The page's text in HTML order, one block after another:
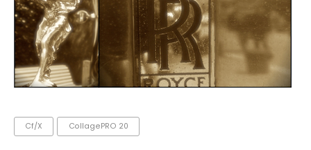
Cf/x CollagePRO 20